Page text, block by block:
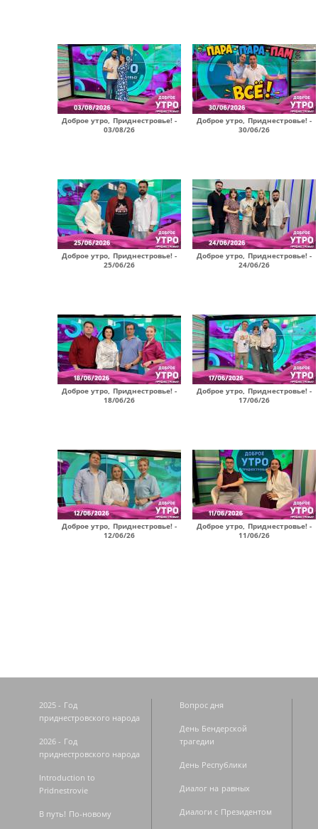
Доброе утро, Приднестровье! -
03/08/26
Доброе утро, Приднестровье! -
30/06/26
Доброе утро, Приднестровье! -
25/06/26
Доброе утро, Приднестровье! -
24/06/26
Доброе утро, Приднестровье! -
18/06/26
Доброе утро, Приднестровье! -
17/06/26
Доброе утро, Приднестровье! -
12/06/26
Доброе утро, Приднестровье! -
11/06/26
2025 - Год
приднестровского народа
2026 - Год
приднестровского народа
Introduction to
Pridnestrovie
В путь! По-новому
Вопрос дня
День Бендерской
трагедии
День Республики
Диалог на равных
Диалоги с Президентом